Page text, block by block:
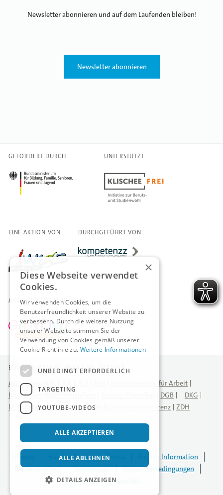
Newsletter abonnieren und auf dem Laufenden bleiben!
Newsletter abonnieren
GEFÖRDERT DURCH UNTERSTÜTZT
EINE AKTION VON DURCHGEFÜHRT VON
AKTIONEN FÜR MÄDCHEN
BÜNDNISPARTNERINNEN UND -PARTNER
AGJ Logo-BDA
Bundesagentur für Arbeit
BAG Freien Wohlfahrtspflege
DGB
DKG
DLT
Deutscher Städtetag Kultusministerkonferenz ZDH
Häufige Fragen Presse
English Information
Barrierefreiheit
Datenschutz
Teilnahmebedingungen
Impressum
Kontakt
×
Diese Webseite verwendet
Cookies.
Wir verwenden Cookies, um die
Benutzerfreundlichkeit unserer Website zu
verbessern. Durch die weitere Nutzung
unserer Webseite stimmen Sie der
Verwendung von Cookies gemäß unserer
Cookie-Richtlinie zu. Weitere Informationen
UNBEDINGT ERFORDERLICH
TARGETING
YOUTUBE-VIDEOS
ALLE AKZEPTIEREN
ALLE ABLEHNEN
DETAILS ANZEIGEN